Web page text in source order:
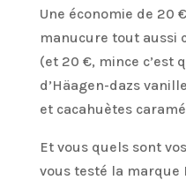
Une économie de 20
manucure tout aussi
(et 20 €, mince c’est
d’Häagen-dazs
et cacahuètes
Et vous quels sont
vous testé la marque